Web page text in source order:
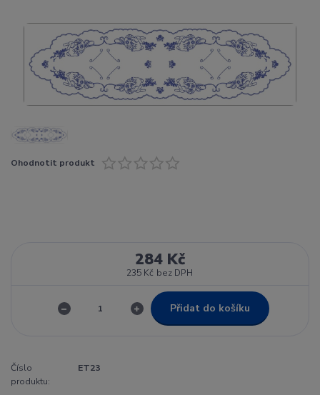
Ohodnotit produkt
284 Kč
235 Kč bez DPH
Přidat do košíku
Číslo
produktu:
ET23